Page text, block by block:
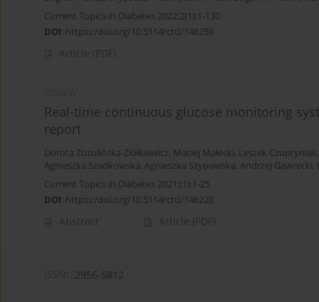
Current Topics in Diabetes 2022;2(1):1-130
DOI: https://doi.org/10.5114/ctd/146259
Article (PDF)
Real-time continuous glucose monitoring
report
Dorota Zozulińska-Ziółkiewicz, Maciej Małecki, Leszek Czupryniak,
Agnieszka Szadkowska, Agnieszka Szypowska, Andrzej Gawrecki,
Current Topics in Diabetes 2021;(1):1-25
DOI: https://doi.org/10.5114/ctd/146220
Abstract Article (PDF)
2956-5812